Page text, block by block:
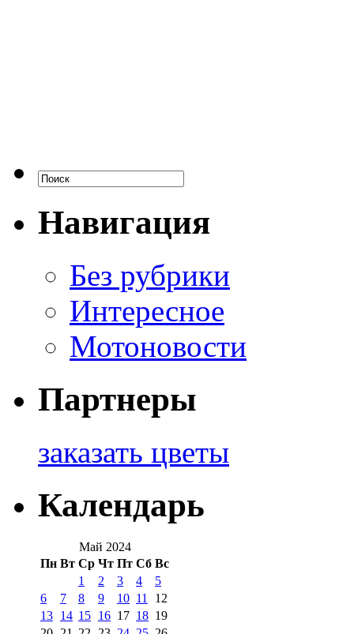
Навигация
Без рубрики
Интересное
Мотоновости
Партнеры
заказать цветы
Календарь
Май 2024
Пн Вт Ср Чт Пт Сб Вс
1
2 3 4
5
6
7 8 9 10 11
12
13 14 15 16 17 18 19